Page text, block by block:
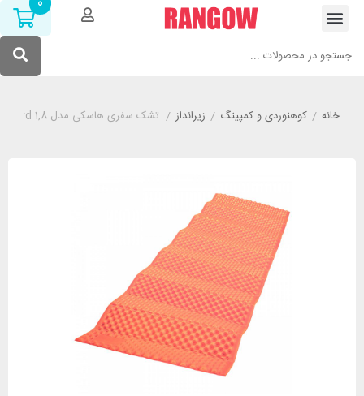
خانه/ کوهنوردی و کمپینگ/ زیرانداز/ تشک سفری هاسکی مدل HUSKY Akord 1,8 نارنجی